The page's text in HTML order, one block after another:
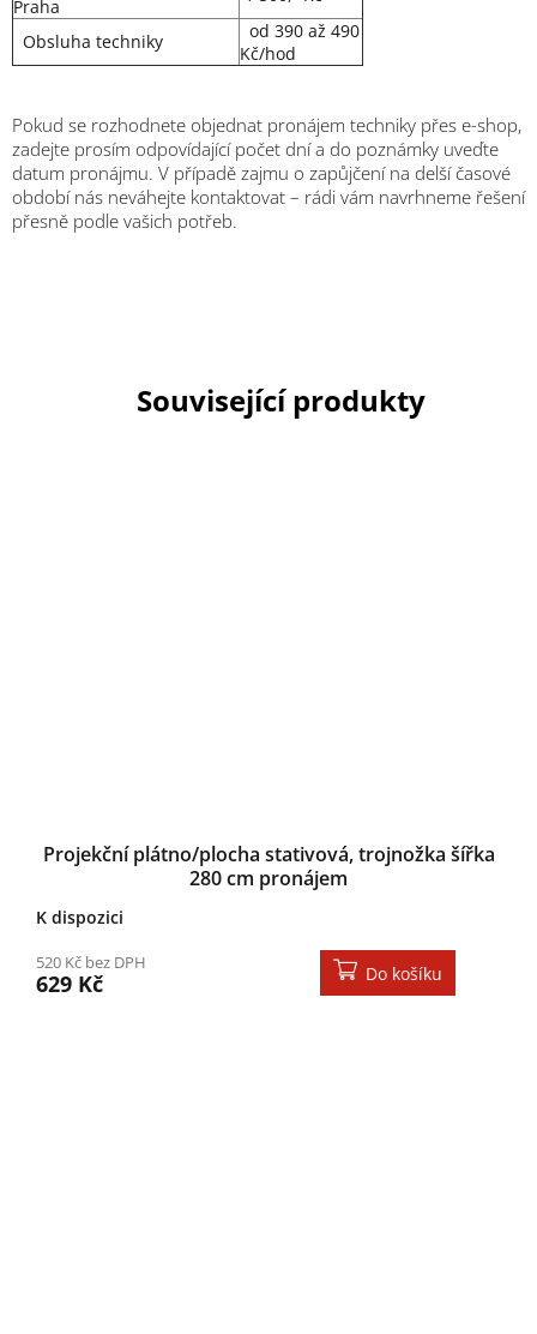
Související produkty
Projekční plátno/plocha stativová, trojnožka šířka
280 cm pronájem
K dispozici
520 Kč bez DPH
629 Kč Do košíku
Praha
Obsluha techniky
od 390 až 490
Kč/hod
Pokud se rozhodnete objednat pronájem techniky přes e-shop,
zadejte prosím odpovídající počet dní a do poznámky uveďte
datum pronájmu. V případě zajmu o zapůjčení na delší časové
období nás neváhejte kontaktovat – rádi vám navrhneme řešení
přesně podle vašich potřeb.